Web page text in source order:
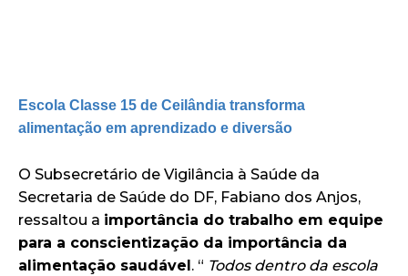
Escola Classe 15 de Ceilândia transforma
alimentação em aprendizado e diversão
O Subsecretário de Vigilância à Saúde da
Secretaria de Saúde do DF, Fabiano dos Anjos,
ressaltou a importância do trabalho em equipe
para a conscientização da importância da
alimentação saudável . “ Todos dentro da escola